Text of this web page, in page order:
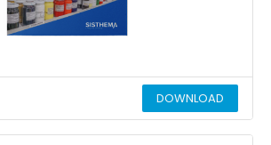
DOWNLOAD